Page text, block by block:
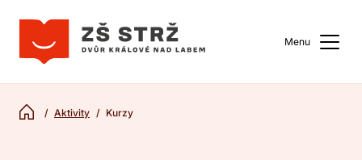
Menu
Aktivity Kurzy